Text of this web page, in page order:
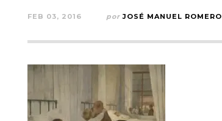
FEB 03, 2016 por JOSÉ MANUEL ROMERO